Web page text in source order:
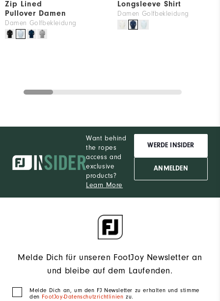
Zip Lined
Pullover Damen
Damen Golfbekleidung
Longsleeve Shirt
Damen Golfbekleidung
Want behind
the ropes
access and
exclusive
products?
Learn More
WERDE INSIDER
ANMELDEN
Melde Dich für unseren FootJoy Newsletter an
und bleibe auf dem Laufenden.
Melde Dich an, um den FJ Newsletter zu erhalten und stimme
den FootJoy-Datenschutzrichtlinienzu.